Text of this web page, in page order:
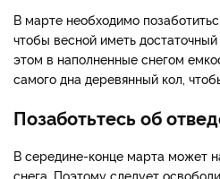
В марте необходимо
чтобы весной иметь
этом в наполненные снегом
самого дна деревянный кол,
Позаботьтесь об
В середине-конце марта может
снега. Поэтому следует